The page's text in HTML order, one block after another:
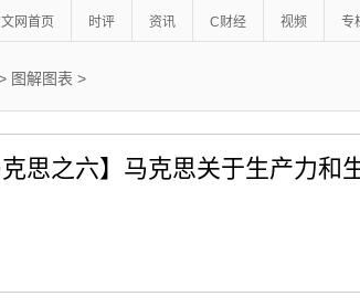
网首页 时评 资讯 C财经 视频 专
图解图表 >
克思之六】马克思关于生产力和